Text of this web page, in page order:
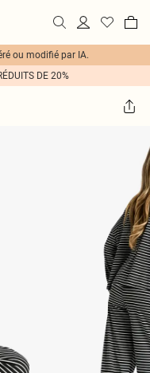
ou modifié par IA.
DE 20%